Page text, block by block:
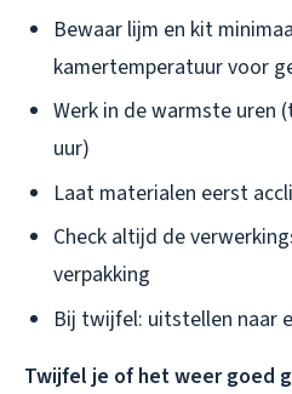
Bewaar lijm en kit
kamertemperatuur voor
Werk in de warmste uren
uur)
Laat materialen eerst
Check altijd de
verpakking
Bij twijfel: uitstellen naar
Twijfel je of het weer goed